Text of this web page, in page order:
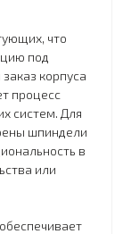
что
под
корпуса
процесс
систем. Для
шпиндели
в
или